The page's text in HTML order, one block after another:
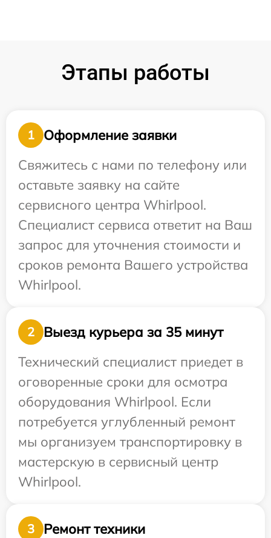
Этапы работы
1
Оформление заявки
Свяжитесь с нами по телефону или
оставьте заявку на сайте
сервисного центра Whirlpool.
Специалист сервиса ответит на Ваш
запрос для уточнения стоимости и
сроков ремонта Вашего устройства
Whirlpool.
2
Выезд курьера за 35 минут
Технический специалист приедет в
оговоренные сроки для осмотра
оборудования Whirlpool. Если
потребуется углубленный ремонт
мы организуем транспортировку в
мастерскую в сервисный центр
Whirlpool.
3 Ремонт техники